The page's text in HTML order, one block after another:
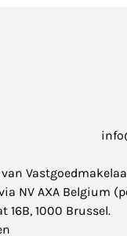
NV AXA Belgium
1000 Brussel.